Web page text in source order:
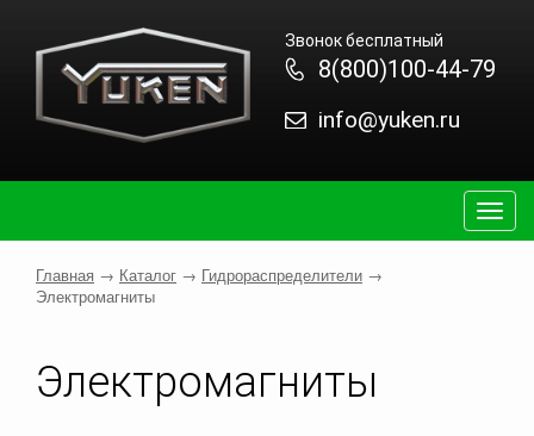
Звонок бесплатный
8(800)100-44-79
info@yuken.ru
Главная → Каталог → Гидрораспределители →
Электромагниты
Электромагниты